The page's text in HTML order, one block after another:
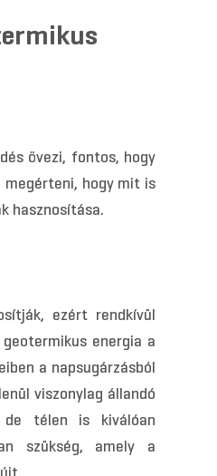
övezi, fontos, hogy
megérteni, hogy mit is
hasznosítása.
ezért rendkívül
energia a
a napsugárzásból
viszonylag állandó
de télen is kiválóan
szükség, amely a